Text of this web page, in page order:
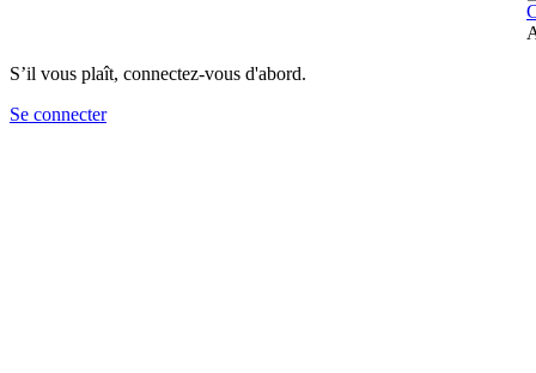
S’il vous plaît, connectez-vous d'abord.
Se connecter